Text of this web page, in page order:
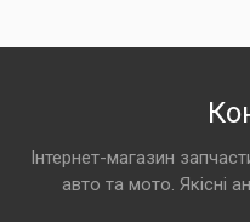
Інтернет-магазин
авто та мото. Якісні